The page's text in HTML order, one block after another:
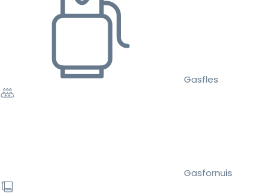
Gasfles
Gasfornuis